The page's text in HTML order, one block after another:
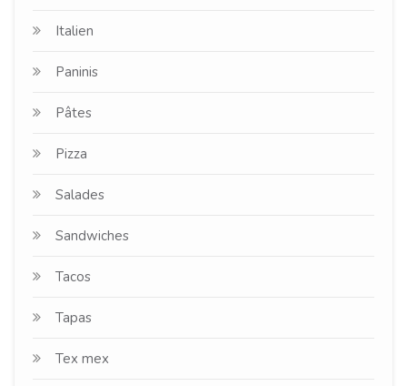
Italien
Paninis
Pâtes
Pizza
Salades
Sandwiches
Tacos
Tapas
Tex mex